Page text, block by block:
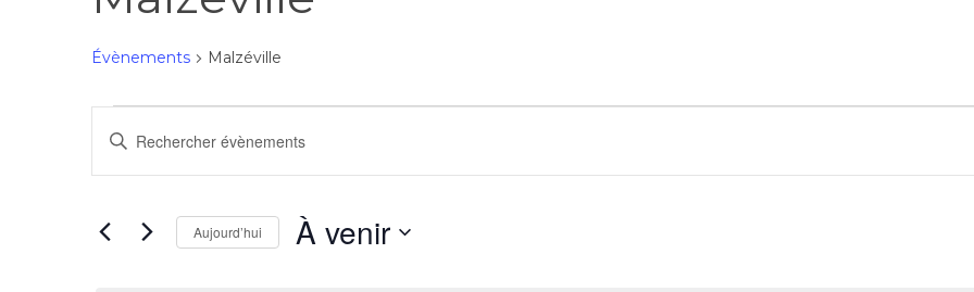
Évènements Malzéville
Recherche
navigation
Saisir
Rechercher
Évènements
Aujourd’hui À venir